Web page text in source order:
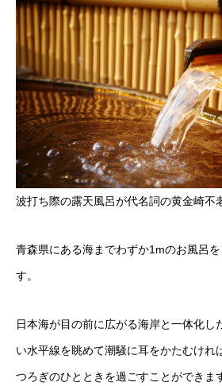
波打ち際の露天風呂が代名詞の黄金崎不
青森県にある海までわずか1mのお風呂
す。
日本海が目の前に広がる海岸と一体化し
い水平線を眺めて潮騒に耳をかたむけれ
つろぎのひとときを過ごすことができま